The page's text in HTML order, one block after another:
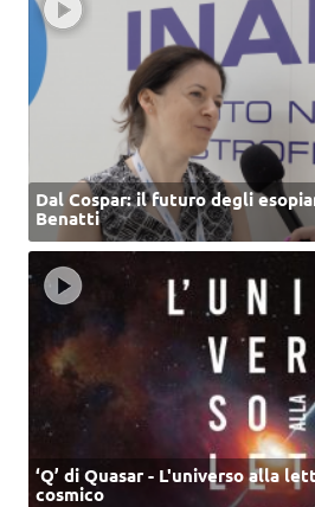
Dal Cospar: il futuro degli
Benatti
‘Q’ di Quasar - L'universo alla
cosmico